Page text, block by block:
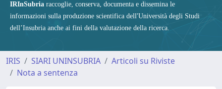
IRInSubria raccoglie, conserva, documenta e dissemina le
informazioni sulla produzione scientifica dell'Università degli Studi
dell’Insubria anche ai fini della valutazione della ricerca.
IRIS SIARI UNINSUBRIA
Articoli su Riviste
Nota a sentenza